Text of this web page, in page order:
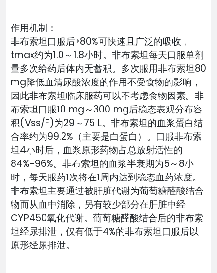
作用机制：
非布索坦口服后>80%可快速且广泛的吸收，
tmax约为1.0～1.8小时。非布索坦每天口服单剂
量多次给药后体内无蓄积。多次服用非布索坦80
mg降低血清尿酸浓度的作用不受食物的影响，
因此非布索坦临床服药可以不考虑食物因素。非
布索坦口服10 mg～300 mg后稳态表观分布容
积(Vss/F)为29～75 L。非布索坦的血浆蛋白结
合率约为99.2%（主要是白蛋白）。口服非布索
坦4小时后，血浆原形药物占总放射活性的
84%-96%。非布索坦的血浆半衰期为5～8小
时，每天服药1次将在1周内达到稳态血药浓度。
非布索坦主要通过被肝脏代谢为葡萄糖醛酸结合
物而从血中消除，另有较少部分在肝脏中经
CYP450氧化代谢。葡萄糖醛酸结合后的非布索
坦经尿排泄，仅有低于4%的非布索坦口服后以
原形经尿排泄。